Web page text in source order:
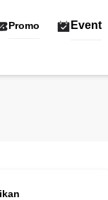
Promo Event